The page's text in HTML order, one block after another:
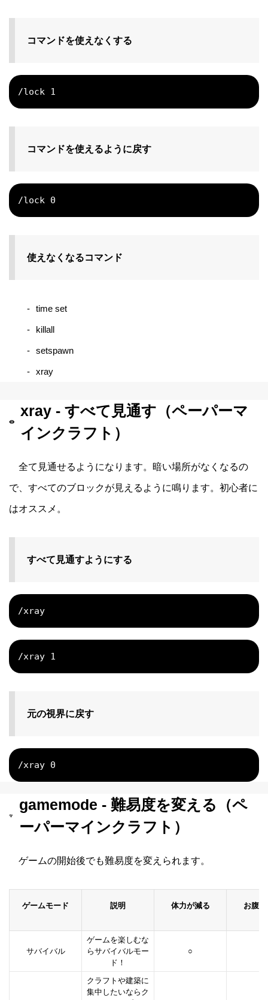
コマンドを使えなくする
/lock 1
コマンドを使えるように戻す
/lock 0
使えなくなるコマンド
time set
killall
setspawn
xray
xray - すべて見通す（ペーパーマ
インクラフト）
全て見通せるようになります。暗い場所がなくなるの
で、すべてのブロックが見えるように鳴ります。初心者に
はオススメ。
すべて見通すようにする
/xray
/xray 1
元の視界に戻す
/xray 0
gamemode - 難易度を変える（ペ
ーパーマインクラフト）
ゲームの開始後でも難易度を変えられます。
ゲームモード 説明 体力が減る お腹
サバイバル
ゲームを楽しむな
らサバイバルモー
ド！
○
クラフトや建築に
集中したいならク